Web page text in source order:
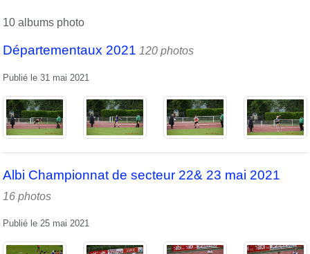
10 albums photo
Départementaux 2021 120 photos
Publié le 31 mai 2021
Albi Championnat de secteur 22& 23 mai 2021
16 photos
Publié le 25 mai 2021